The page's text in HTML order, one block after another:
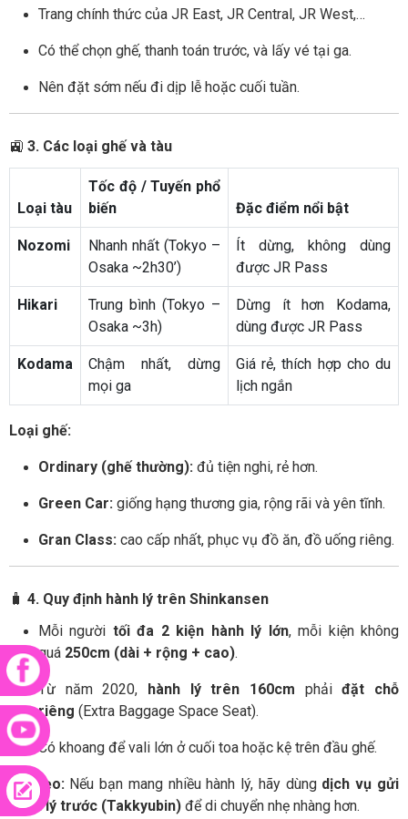
Trang chính thức của JR East, JR Central, JR West,…
Có thể chọn ghế, thanh toán trước, và lấy vé tại ga.
Nên đặt sớm nếu đi dịp lễ hoặc cuối tuần.
🚉 3. Các loại ghế và tàu
Loại tàu
Tốc độ / Tuyến phổ
biến
Đặc điểm nổi bật
Nozomi
Nhanh nhất (Tokyo –
Osaka ~2h30’)
Ít dừng, không dùng
được JR Pass
Hikari
Trung bình (Tokyo –
Osaka ~3h)
Dừng ít hơn Kodama,
dùng được JR Pass
Kodama
Chậm nhất, dừng
mọi ga
Giá rẻ, thích hợp cho du
lịch ngắn
Loại ghế:
Ordinary (ghế thường): đủ tiện nghi, rẻ hơn.
Green Car: giống hạng thương gia, rộng rãi và yên tĩnh.
Gran Class: cao cấp nhất, phục vụ đồ ăn, đồ uống riêng.
🧳 4. Quy định hành lý trên Shinkansen
Mỗi người tối đa 2 kiện hành lý lớn, mỗi kiện không
quá 250cm (dài + rộng + cao).
Từ năm 2020, hành lý trên 160cm phảiđặt chỗ
riêng (Extra Baggage Space Seat).
Có khoang để vali lớn ở cuối toa hoặc kệ trên đầu ghế.
💡Mẹo: Nếu bạn mang nhiều hành lý, hãy dùng dịch vụ gửi
hành lý trước (Takkyubin) để di chuyển nhẹ nhàng hơn.